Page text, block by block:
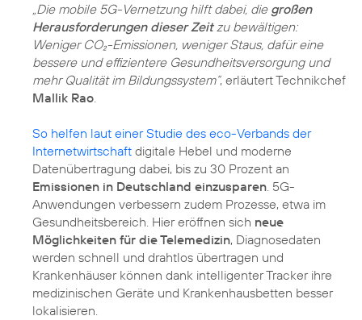
„Die mobile 5G-Vernetzung hilft dabei, die großen
Herausforderungen dieser Zeitzu bewältigen:
Weniger CO₂-Emissionen, weniger Staus, dafür eine
bessere und effizientere Gesundheitsversorgung und
mehr Qualität im Bildungssystem“, erläutert Technikchef
Mallik Rao.
So helfen laut einer Studie des eco-Verbands der
Internetwirtschaft digitale Hebel und moderne
Datenübertragung dabei, bis zu 30 Prozent an
Emissionen in Deutschland einzusparen. 5G-
Anwendungen verbessern zudem Prozesse, etwa im
Gesundheitsbereich. Hier eröffnen sich neue
Möglichkeiten für die Telemedizin, Diagnosedaten
werden schnell und drahtlos übertragen und
Krankenhäuser können dank intelligenter Tracker ihre
medizinischen Geräte und Krankenhausbetten besser
lokalisieren.